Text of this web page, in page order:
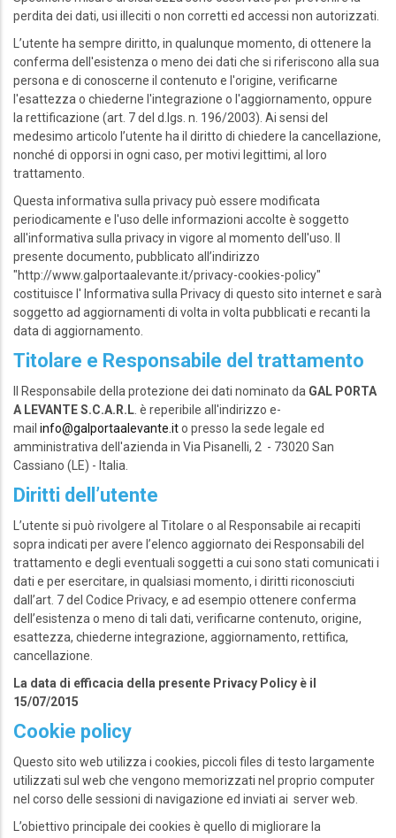
perdita dei dati, usi illeciti o non corretti ed accessi non autorizzati.
L’utente ha sempre diritto, in qualunque momento, di ottenere la
conferma dell'esistenza o meno dei dati che si riferiscono alla sua
persona e di conoscerne il contenuto e l'origine, verificarne
l'esattezza o chiederne l'integrazione o l'aggiornamento, oppure
la rettificazione (art. 7 del d.lgs. n. 196/2003). Ai sensi del
medesimo articolo l’utente ha il diritto di chiedere la cancellazione,
nonché di opporsi in ogni caso, per motivi legittimi, al loro
trattamento.
Questa informativa sulla privacy può essere modificata
periodicamente e l'uso delle informazioni accolte è soggetto
all'informativa sulla privacy in vigore al momento dell'uso. Il
presente documento, pubblicato all’indirizzo
"http://www.galportaalevante.it/privacy-cookies-policy"
costituisce l' Informativa sulla Privacy di questo sito internet e sarà
soggetto ad aggiornamenti di volta in volta pubblicati e recanti la
data di aggiornamento.
Titolare e Responsabile del trattamento
Il Responsabile della protezione dei dati nominato da GAL PORTA
A LEVANTE S.C.A.R.L . è reperibile all'indirizzo e-
mail info@galportaalevante.ito presso la sede legale ed
amministrativa dell'azienda in Via Pisanelli, 2 - 73020 San
Cassiano (LE) - Italia.
Diritti dell’utente
L’utente si può rivolgere al Titolare o al Responsabile ai recapiti
sopra indicati per avere l’elenco aggiornato dei Responsabili del
trattamento e degli eventuali soggetti a cui sono stati comunicati i
dati e per esercitare, in qualsiasi momento, i diritti riconosciuti
dall’art. 7 del Codice Privacy, e ad esempio ottenere conferma
dell’esistenza o meno di tali dati, verificarne contenuto, origine,
esattezza, chiederne integrazione, aggiornamento, rettifica,
cancellazione.
La data di efficacia della presente Privacy Policy è il
15/07/2015
Cookie policy
Questo sito web utilizza i cookies, piccoli files di testo largamente
utilizzati sul web che vengono memorizzati nel proprio computer
nel corso delle sessioni di navigazione ed inviati ai server web.
L’obiettivo principale dei cookies è quello di migliorare la